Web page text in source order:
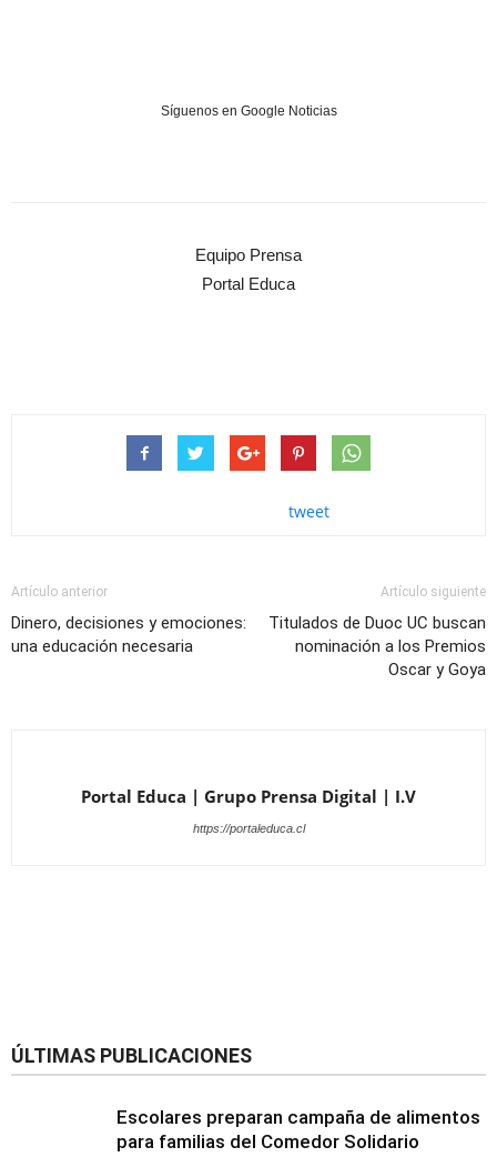
Síguenos en Google Noticias
Equipo Prensa
Portal Educa
tweet
Artículo anterior
Dinero, decisiones y emociones:
una educación necesaria
Artículo siguiente
Titulados de Duoc UC buscan
nominación a los Premios
Oscar y Goya
Portal Educa | Grupo Prensa Digital | I.V
https://portaleduca.cl
ÚLTIMAS PUBLICACIONES
Escolares preparan campaña de alimentos
para familias del Comedor Solidario